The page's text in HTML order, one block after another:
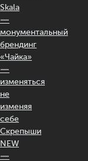
Skala
—
монументальный
брендинг
«Чайка»
—
изменяться
не
изменяя
себе
Скрепыши
NEW
—